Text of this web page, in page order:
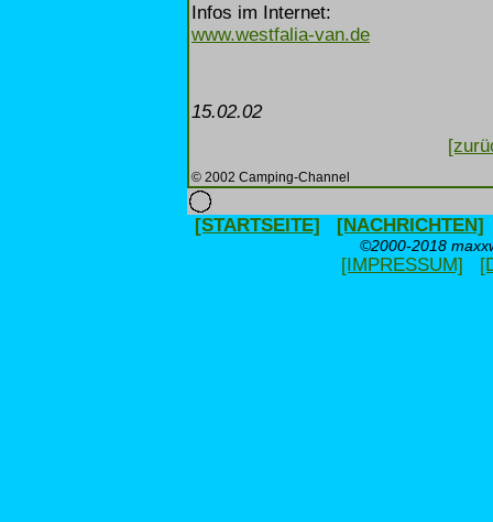
Infos im Internet:
www.westfalia-van.de
15.02.02
© 2002 Camping-Channel
[STARTSEITE] [NACHRICHTEN]
©2000-2018
[IMPRESSUM]